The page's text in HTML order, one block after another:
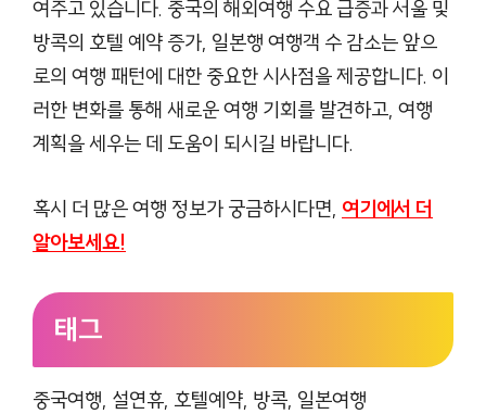
여주고 있습니다. 중국의 해외여행 수요 급증과 서울 및
방콕의 호텔 예약 증가, 일본행 여행객 수 감소는 앞으
로의 여행 패턴에 대한 중요한 시사점을 제공합니다. 이
러한 변화를 통해 새로운 여행 기회를 발견하고, 여행
계획을 세우는 데 도움이 되시길 바랍니다.
혹시 더 많은 여행 정보가 궁금하시다면, 여기에서 더
알아보세요!
태그
중국여행, 설연휴, 호텔예약, 방콕, 일본여행